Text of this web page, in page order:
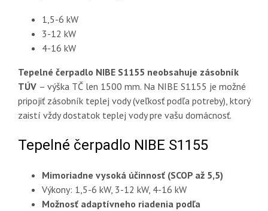
1,5-6 kW
3-12 kW
4-16 kW
Tepelné čerpadlo NIBE S1155 neobsahuje zásobník
TÚV – výška TČ len 1500 mm. Na NIBE S1155 je možné
pripojiť zásobník teplej vody (veľkosť podľa potreby), ktorý
zaistí vždy dostatok teplej vody pre vašu domácnosť.
Tepelné čerpadlo NIBE S1155
Mimoriadne vysoká účinnosť (SCOP až 5,5)
Výkony: 1,5-6 kW, 3-12 kW, 4-16 kW
Možnosť adaptívneho riadenia podľa